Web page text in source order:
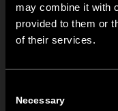
may combine it with
provided to them or
of their services.
Selection
Necessary
NEW: EM8A and EM8B
product range: EM8A...